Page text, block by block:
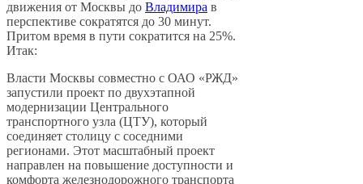
движения от Москвы до Владимира в
перспективе сократятся до 30 минут.
Притом время в пути сократится на 25%.
Итак:
Власти Москвы совместно с ОАО «РЖД»
запустили проект по двухэтапной
модернизации Центрального
транспортного узла (ЦТУ), который
соединяет столицу с соседними
регионами. Этот масштабный проект
направлен на повышение доступности и
комфорта железнодорожного транспорта